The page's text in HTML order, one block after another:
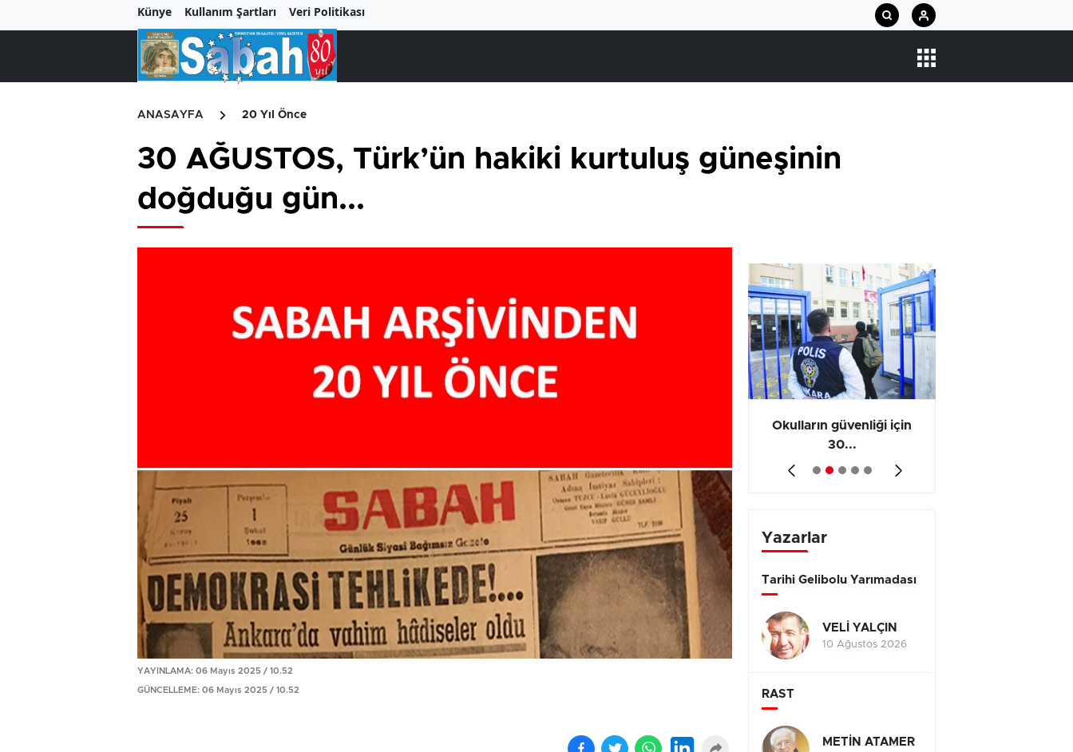
Künye Kullanım Şartları Veri Politikası
ANASAYFA 20 Yıl Önce
30 AĞUSTOS, Türk’ün hakiki kurtuluş güneşinin
doğduğu gün...
YAYINLAMA: 06 Mayıs 2025 / 10.52
GÜNCELLEME: 06 Mayıs 2025 / 10.52
Okulların güvenliği için
30...
Yazarlar
Tarihi Gelibolu Yarımadası
VELİ YALÇIN
10 Ağustos 2026
RAST
METİN ATAMER